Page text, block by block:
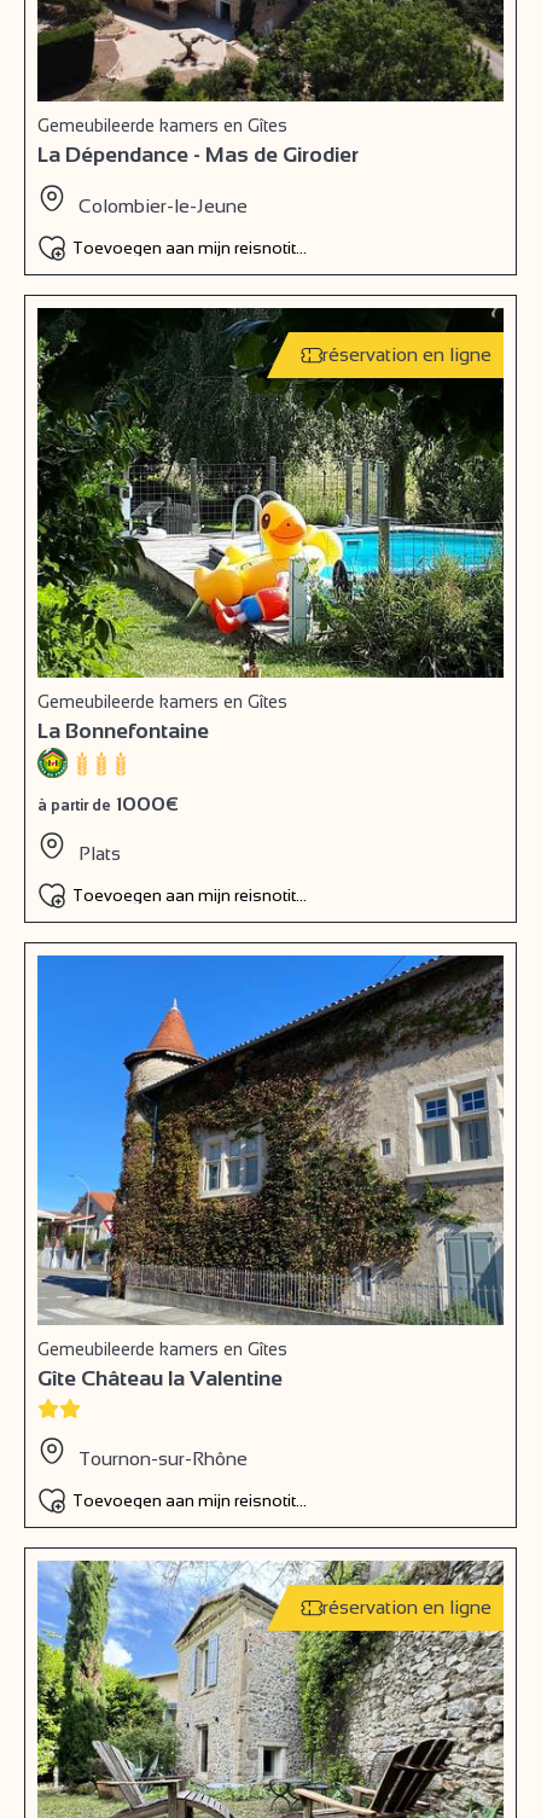
Gemeubileerde kamers en Gîtes
La Dépendance - Mas de Girodier
Colombier-le-Jeune
Toevoegen aan mijn reisnotitieboek
réservation en ligne
Gemeubileerde kamers en Gîtes
La Bonnefontaine
à partir de 1000€
Plats
Toevoegen aan mijn reisnotitieboek
Gemeubileerde kamers en Gîtes
Gîte Château la Valentine
Tournon-sur-Rhône
Toevoegen aan mijn reisnotitieboek
réservation en ligne